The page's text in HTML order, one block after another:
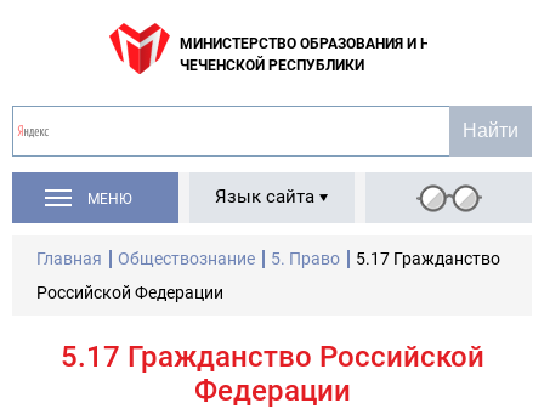
МИНИСТЕРСТВО ОБРАЗОВАНИЯ И НАУКИ
ЧЕЧЕНСКОЙ РЕСПУБЛИКИ
МЕНЮ Язык сайта
Главная Обществознание 5. Право
5.17 Гражданство
Российской Федерации
5.17 Гражданство Российской
Федерации